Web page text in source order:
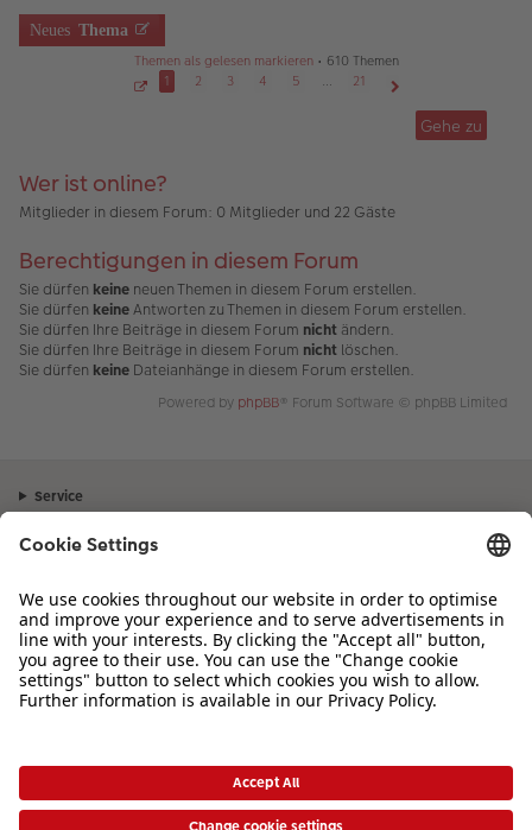
ei
tr
es
e
n
n
g
tr
a
g
Neues Thema
Themen als gelesen markieren• 610 Themen
v
o
n
2
1 2 3 4 5 …
21
Gehe zu
Wer ist online?
Mitglieder in diesem Forum: 0 Mitglieder und 22 Gäste
Berechtigungen in diesem Forum
Sie dürfen keine neuen Themen in diesem Forum erstellen.
Sie dürfen keineAntworten zu Themen in diesem Forum erstellen.
Sie dürfen Ihre Beiträge in diesem Forum nicht ändern.
Sie dürfen Ihre Beiträge in diesem Forum nicht löschen.
Sie dürfen keine Dateianhänge in diesem Forum erstellen.
Powered by phpBB® Forum Software © phpBB Limited
Service
Sortiment
Inspiration